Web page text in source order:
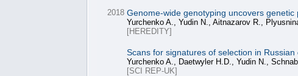
2018 Genome-wide genotyping uncovers
Yurchenko A., Yudin N., Aitnazarov R.,
[HEREDITY]
Scans for signatures of selection in
Yurchenko A., Daetwyler H.D., Yudin N.,
[SCI REP-UK]